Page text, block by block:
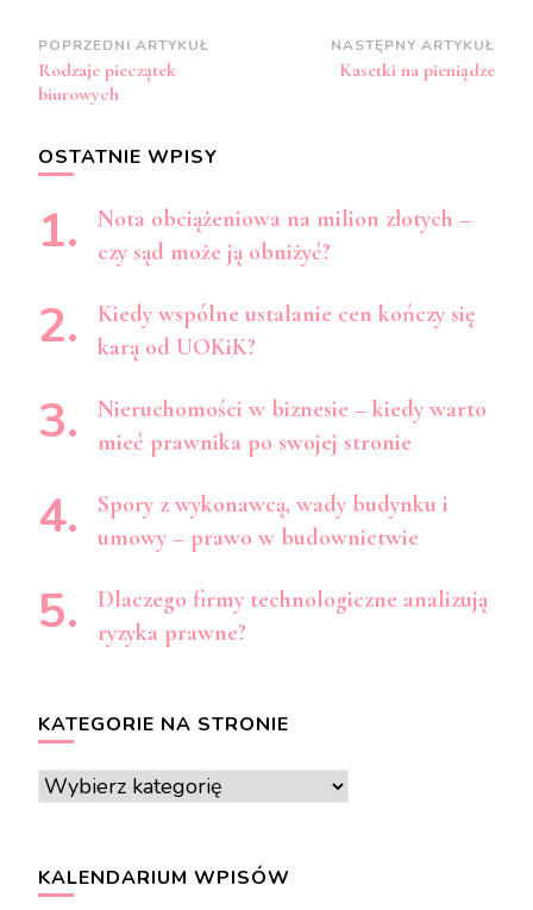
Zobacz
wpisy
POPRZEDNI ARTYKUŁ
Rodzaje pieczątek
biurowych
NASTĘPNY ARTYKUŁ
Kasetki na pieniądze
OSTATNIE WPISY
Nota obciążeniowa na milion złotych –
czy sąd może ją obniżyć?
Kiedy wspólne ustalanie cen kończy się
karą od UOKiK?
Nieruchomości w biznesie – kiedy warto
mieć prawnika po swojej stronie
Spory z wykonawcą, wady budynku i
umowy – prawo w budownictwie
Dlaczego firmy technologiczne analizują
ryzyka prawne?
KATEGORIE NA STRONIE
Kategorie
KALENDARIUM WPISÓW